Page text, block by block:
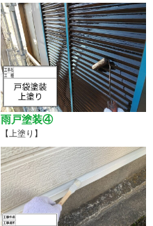
雨戸塗装④
【上塗り】